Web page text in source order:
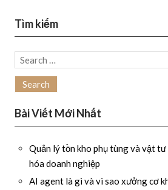
Tìm kiếm
Search
for:
Bài Viết Mới Nhất
Quản lý tồn kho phụ tùng và vật
hóa doanh nghiệp
AI agent là gì và vì sao xưởng cơ